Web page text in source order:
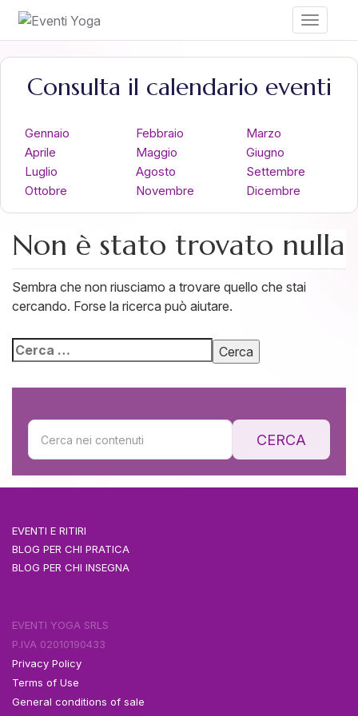
Toggle
Consulta il calendario eventi
Gennaio Febbraio
Marzo
Aprile
Maggio
Giugno
Luglio
Agosto
Settembre
Ottobre
Novembre Dicembre
Non è stato trovato nulla
Sembra che non riusciamo a trovare quello che stai
cercando. Forse la ricerca può aiutare.
CERCA
EVENTI E RITIRI
BLOG PER CHI PRATICA
BLOG PER CHI INSEGNA
EVENTI YOGA SRLS
P.IVA 02010190433
Privacy Policy
Terms of Use
General conditions of sale